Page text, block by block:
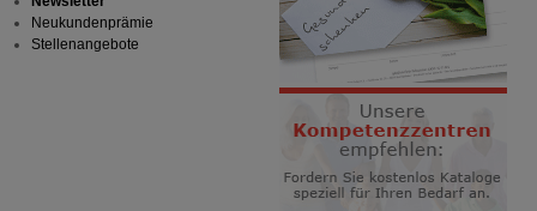
Neukundenprämie
Stellenangebote